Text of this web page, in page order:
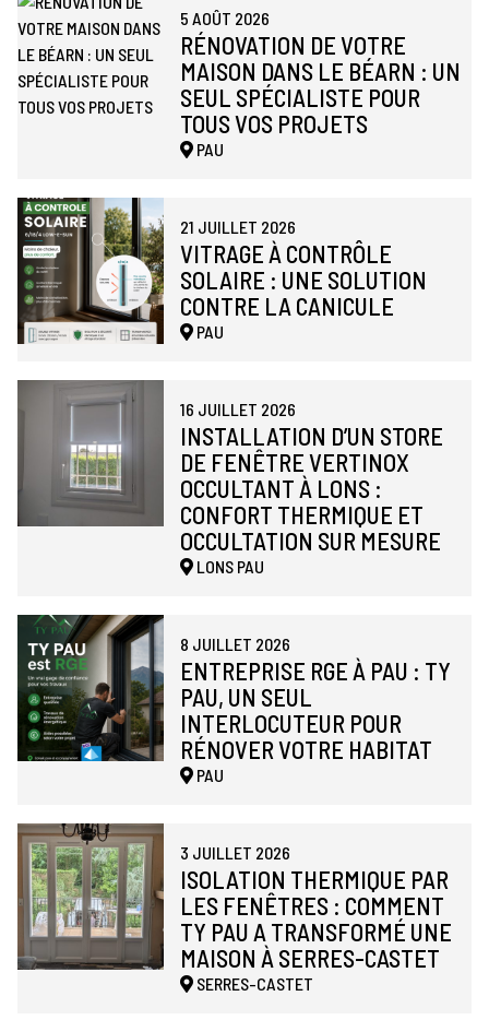
5 AOÛT 2026
RÉNOVATION DE VOTRE
MAISON DANS LE BÉARN : UN
SEUL SPÉCIALISTE POUR
TOUS VOS PROJETS
PAU
21 JUILLET 2026
VITRAGE À CONTRÔLE
SOLAIRE : UNE SOLUTION
CONTRE LA CANICULE
PAU
16 JUILLET 2026
INSTALLATION D’UN STORE
DE FENÊTRE VERTINOX
OCCULTANT À LONS :
CONFORT THERMIQUE ET
OCCULTATION SUR MESURE
LONS PAU
8 JUILLET 2026
ENTREPRISE RGE À PAU : TY
PAU, UN SEUL
INTERLOCUTEUR POUR
RÉNOVER VOTRE HABITAT
PAU
3 JUILLET 2026
ISOLATION THERMIQUE PAR
LES FENÊTRES : COMMENT
TY PAU A TRANSFORMÉ UNE
MAISON À SERRES-CASTET
SERRES-CASTET